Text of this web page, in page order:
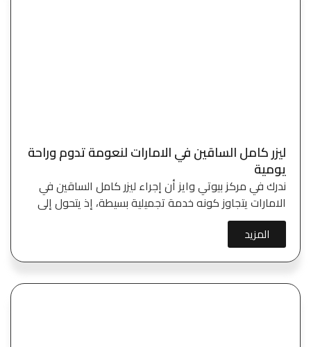
ليزر كامل الساقين في الامارات لنعومة تدوم وراحة
يومية
ندرك في مركز بيوتي وايز أن إجراء ليزر كامل الساقين في
الامارات يتجاوز كونه خدمة تجميلية بسيطة، إذ يتحول إلى
المزيد